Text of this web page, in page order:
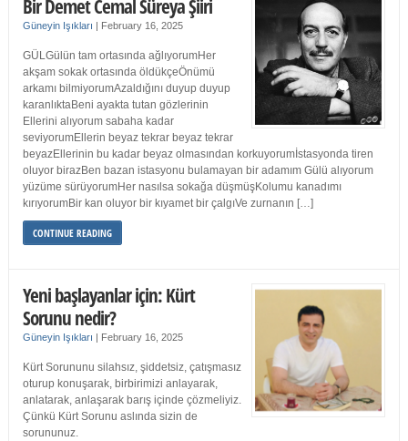
Bir Demet Cemal Süreya Şiiri
Güneyin Işıkları | February 16, 2025
GÜLGülün tam ortasında ağlıyorumHer
akşam sokak ortasında öldükçeÖnümü
arkamı bilmiyorumAzaldığını duyup duyup
karanlıktaBeni ayakta tutan gözlerinin
Ellerini alıyorum sabaha kadar
seviyorumEllerin beyaz tekrar beyaz tekrar
beyazEllerinin bu kadar beyaz olmasından korkuyorumİstasyonda tiren
oluyor birazBen bazan istasyonu bulamayan bir adamım Gülü alıyorum
yüzüme sürüyorumHer nasılsa sokağa düşmüşKolumu kanadımı
kırıyorumBir kan oluyor bir kıyamet bir çalgıVe zurnanın […]
CONTINUE READING
Yeni başlayanlar için: Kürt
Sorunu nedir?
Güneyin Işıkları | February 16, 2025
Kürt Sorununu silahsız, şiddetsiz, çatışmasız
oturup konuşarak, birbirimizi anlayarak,
anlatarak, anlaşarak barış içinde çözmeliyiz.
Çünkü Kürt Sorunu aslında sizin de
sorununuz.